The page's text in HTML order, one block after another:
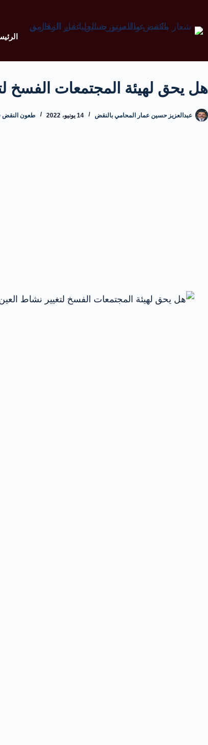
هل يحق لهيئة المجتمعات الفسخ
عبدالعزيز حسين عمار المحامي بالنقض 14 يونيو، 2022 طعون النقض